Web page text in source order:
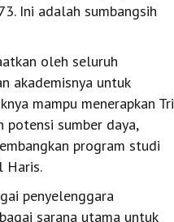
Ini adalah sumbangsih
oleh seluruh
akademisnya untuk
mampu menerapkan Tri
potensi sumber daya,
program studi
Haris.
penyelenggara
sarana utama untuk